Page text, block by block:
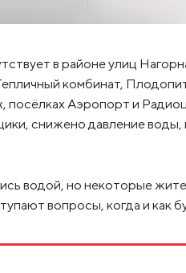
в районе улиц
комбинат,
посёлках Аэропорт и
снижено давление воды,
водой, но некоторые
вопросы, когда и как